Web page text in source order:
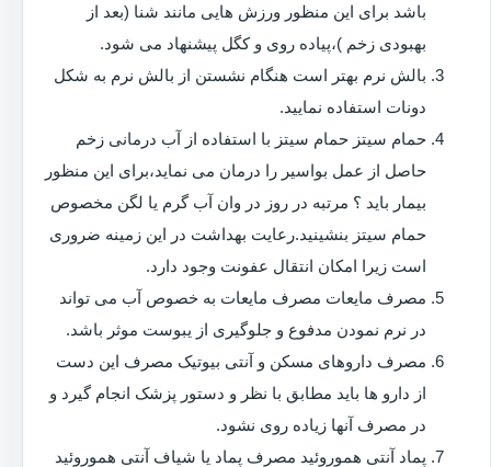
باشد برای این منظور ورزش هایی مانند شنا (بعد از
بهبودی زخم )،پیاده روی و کگل پیشنهاد می شود.
بالش نرم بهتر است هنگام نشستن از بالش نرم به شکل
دونات استفاده نمایید.
حمام سیتز حمام سیتز با استفاده از آب درمانی زخم
حاصل از عمل بواسیر را درمان می نماید،برای این منظور
بیمار باید ؟ مرتبه در روز در وان آب گرم یا لگن مخصوص
حمام سیتز بنشینید.رعایت بهداشت در این زمینه ضروری
است زیرا امکان انتقال عفونت وجود دارد.
مصرف مایعات مصرف مایعات به خصوص آب می تواند
در نرم نمودن مدفوع و جلوگیری از یبوست موثر باشد.
مصرف داروهای مسکن و آنتی بیوتیک مصرف این دست
از دارو ها باید مطابق با نظر و دستور پزشک انجام گیرد و
در مصرف آنها زیاده روی نشود.
پماد آنتی هموروئید مصرف پماد یا شیاف آنتی هموروئید